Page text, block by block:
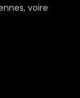
voire